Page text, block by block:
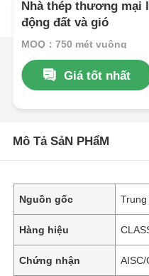
Nhà thép thương mại
động đất và gió
MOQ：750 mét vuông
Giá tốt nhất
Mô Tả SảN PHẩM
Nguồn gốc
Hàng hiệu
Chứng nhận AISC/